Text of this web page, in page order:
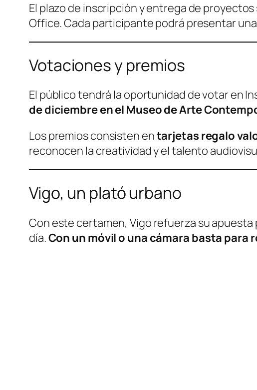
El plazo de inscripción y entrega de proyectos
Office. Cada participante podrá presentar
Votaciones y premios
El público tendrá la oportunidad de votar en
de diciembre en el Museo de Arte
Los premios consisten entarjetas regalo
reconocen la creatividad y el talento
Vigo, un plató urbano
Con este certamen, Vigo refuerza su apuesta
día.Con un móvil o una cámara basta para